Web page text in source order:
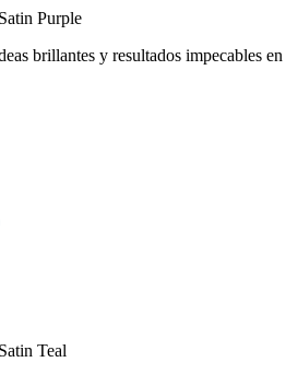
Purple
brillantes y resultados impecables en
Teal